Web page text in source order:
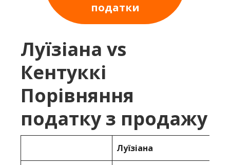
податки
Луїзіана vs
Кентуккі
Порівняння
податку з продажу
Луїзіана